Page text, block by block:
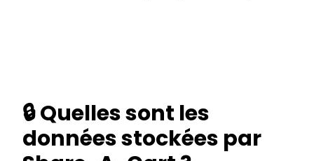
🔒 Quelles sont les
données stockées par